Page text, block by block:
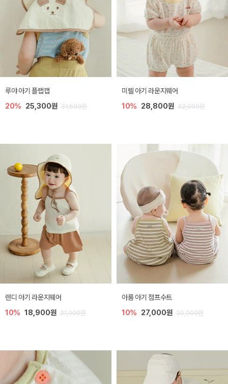
루야 아기 플랩캡
20% 25,300원 31,600원
미렐 아기 라운지웨어
10% 28,800원 32,000원
렌디 아기 라운지웨어
10% 18,900원 21,000원
아롬 아기 점프수트
10% 27,000원 30,000원